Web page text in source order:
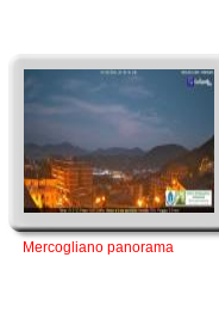
Mercogliano panorama